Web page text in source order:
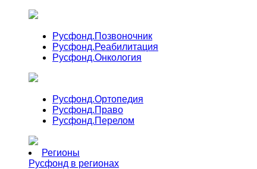
Русфонд.Позвоночник
Русфонд.Реабилитация
Русфонд.Онкология
Русфонд.Ортопедия
Русфонд.Право
Русфонд.Перелом
Регионы
Русфонд в регионах